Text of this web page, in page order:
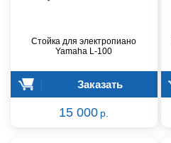
Стойка для электропиано
Yamaha L-100
Заказать
15 000 р.